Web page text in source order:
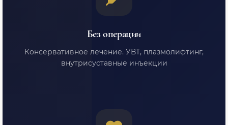
Без операции
Консервативное лечение. УВТ, плазмолифтинг,
внутрисуставные инъекции